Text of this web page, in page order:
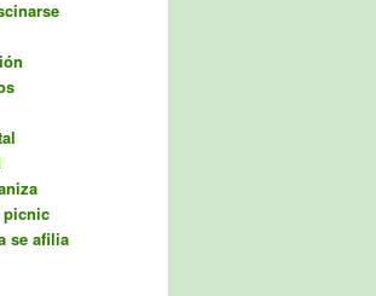
picnic
se afilia